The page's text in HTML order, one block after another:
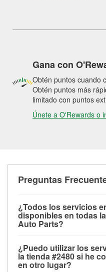
Gana con
Obtén puntos cuando
Obtén puntos más
limitado con puntos
Únete a O'Rewards o
Preguntas
¿Todos los servicios
disponibles en todas
Auto Parts?
las pruebas de batería,
motor de arranque,
¿Puedo utilizar los
la tienda #2480 si he
en otro lugar?